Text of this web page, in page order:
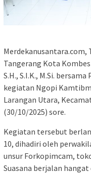
Merdekanusantara.com,
Tangerang Kota
S.H., S.I.K., M.Si.
kegiatan Ngopi
Larangan Utara,
(30/10/2025) sore.
Kegiatan tersebut
10, dihadiri oleh
unsur Forkopimcam,
Suasana berjalan